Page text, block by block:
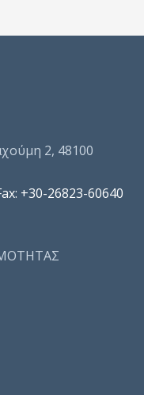
2, 48100
+30-26823-60640